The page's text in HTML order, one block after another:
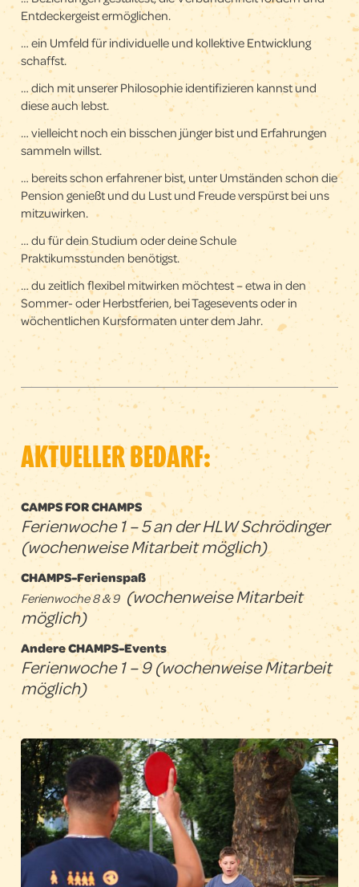
Entdeckergeist ermöglichen.
… ein Umfeld für individuelle und kollektive Entwicklung
schaffst.
… dich mit unserer Philosophie identifizieren kannst und
diese auch lebst.
… vielleicht noch ein bisschen jünger bist und Erfahrungen
sammeln willst.
… bereits schon erfahrener bist, unter Umständen schon die
Pension genießt und du Lust und Freude verspürst bei uns
mitzuwirken.
… du für dein Studium oder deine Schule
Praktikumsstunden benötigst.
… du zeitlich flexibel mitwirken möchtest – etwa in den
Sommer- oder Herbstferien, bei Tagesevents oder in
wöchentlichen Kursformaten unter dem Jahr.
AKTUELLER BEDARF:
CAMPS FOR CHAMPS
Ferienwoche 1 – 5 an der HLW Schrödinger
(wochenweise Mitarbeit möglich)
CHAMPS-Ferienspaß
Ferienwoche 8 & 9(wochenweise Mitarbeit
möglich)
Andere CHAMPS-Events
Ferienwoche 1 – 9 (wochenweise Mitarbeit
möglich)